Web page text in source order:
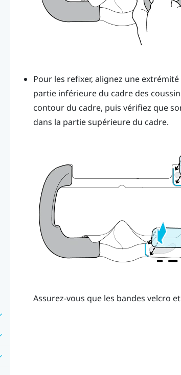
Pour les refixer, alignez une
partie inférieure du cadre des
contour du cadre, puis vérifiez que
dans la partie supérieure du cadre.
Assurez-vous que les bandes velcro